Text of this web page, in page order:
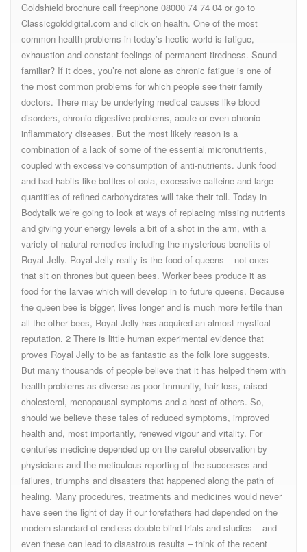
Goldshield brochure call freephone 08000 74 74 04 or go to
Classicgolddigital.com and click on health. One of the most
common health problems in today’s hectic world is fatigue,
exhaustion and constant feelings of permanent tiredness. Sound
familiar? If it does, you’re not alone as chronic fatigue is one of
the most common problems for which people see their family
doctors. There may be underlying medical causes like blood
disorders, chronic digestive problems, acute or even chronic
inflammatory diseases. But the most likely reason is a
combination of a lack of some of the essential micronutrients,
coupled with excessive consumption of anti-nutrients. Junk food
and bad habits like bottles of cola, excessive caffeine and large
quantities of refined carbohydrates will take their toll. Today in
Bodytalk we’re going to look at ways of replacing missing nutrients
and giving your energy levels a bit of a shot in the arm, with a
variety of natural remedies including the mysterious benefits of
Royal Jelly. Royal Jelly really is the food of queens – not ones
that sit on thrones but queen bees. Worker bees produce it as
food for the larvae which will develop in to future queens. Because
the queen bee is bigger, lives longer and is much more fertile than
all the other bees, Royal Jelly has acquired an almost mystical
reputation. 2 There is little human experimental evidence that
proves Royal Jelly to be as fantastic as the folk lore suggests.
But many thousands of people believe that it has helped them with
health problems as diverse as poor immunity, hair loss, raised
cholesterol, menopausal symptoms and a host of others. So,
should we believe these tales of reduced symptoms, improved
health and, most importantly, renewed vigour and vitality. For
centuries medicine depended up on the careful observation by
physicians and the meticulous reporting of the successes and
failures, triumphs and disasters that happened along the path of
healing. Many procedures, treatments and medicines would never
have seen the light of day if our forefathers had depended on the
modern standard of endless double-blind trials and studies – and
even these can lead to disastrous results – think of the recent